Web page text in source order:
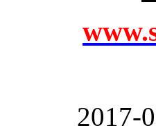
2017-